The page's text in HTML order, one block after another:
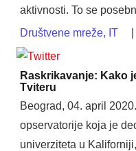
aktivnosti. To se
Društvene mreže, IT
Raskrikavanje: Kako
Tviteru
Beograd, 04. april
opservatorije koja je
univerziteta u